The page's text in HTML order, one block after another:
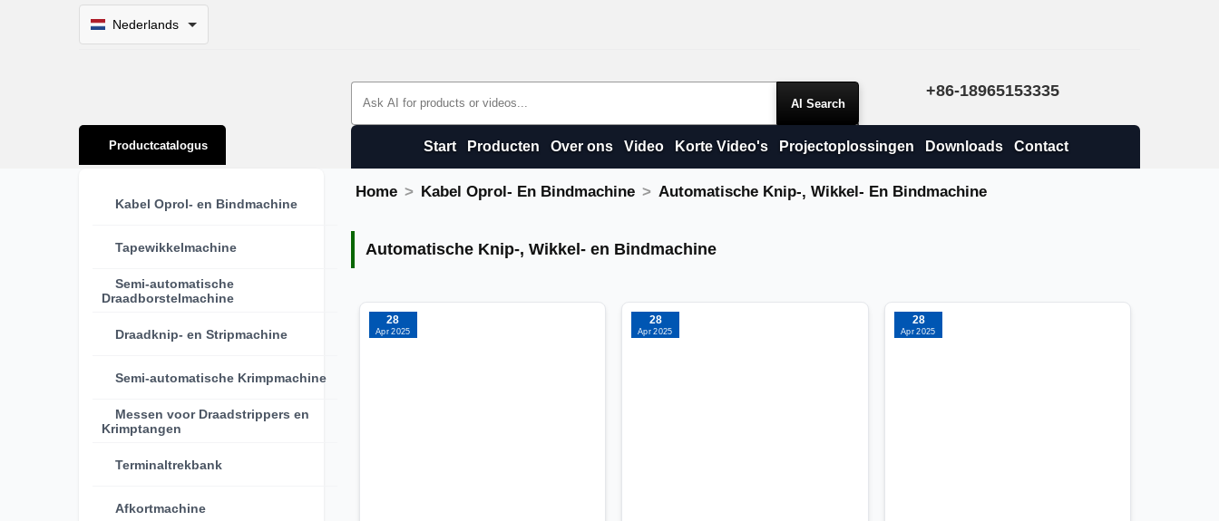
Nederlands
Search Products +86-18965153335
Productcatalogus Start Producten Over ons Video Korte Video's Projectoplossingen Downloads Contact
Kabel Oprol- en Bindmachine
Tapewikkelmachine
Semi-automatische
Draadborstelmachine
Draadknip- en Stripmachine
Semi-automatische Krimpmachine
Messen voor Draadstrippers en
Krimptangen
Terminaltrekbank
Afkortmachine
Home Kabel Oprol- En Bindmachine Automatische Knip-, Wikkel- En Bindmachine
Automatische Knip-, Wikkel- en Bindmachine
28
Apr 2025
28
Apr 2025
28
Apr 2025